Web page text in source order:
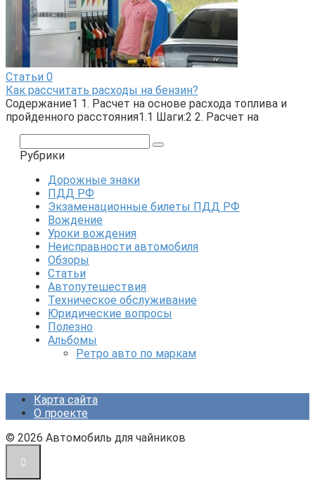
Статьи 0
Как рассчитать расходы на бензин?
Содержание1 1. Расчет на основе расхода топлива и
пройденного расстояния1.1 Шаги:2 2. Расчет на
Рубрики
Дорожные знаки
ПДД РФ
Экзаменационные билеты ПДД РФ
Вождение
Уроки вождения
Неисправности автомобиля
Обзоры
Статьи
Автопутешествия
Техническое обслуживание
Юридические вопросы
Полезно
Альбомы
Ретро авто по маркам
Карта сайта
О проекте
© 2026 Автомобиль для чайников